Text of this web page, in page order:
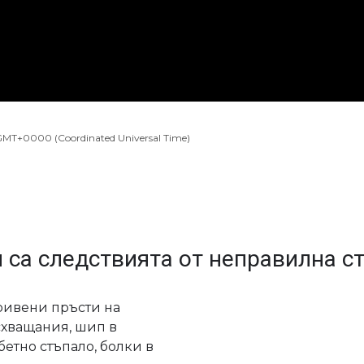
(Coordinated Universal Time)
са следствията от неправилна
пръсти на
шип в
стъпало, болки в